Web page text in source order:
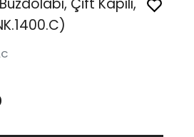
Çift Kapılı,